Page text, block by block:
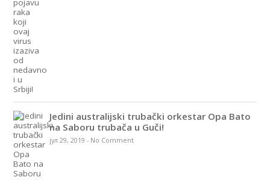
Jedini australijski trubački orkestar Opa Bato
na Saboru trubača u Guči!
јул 29, 2019 - No Comment